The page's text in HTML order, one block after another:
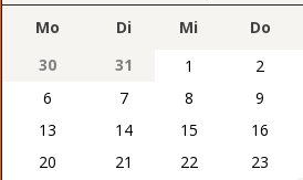
Mo Di Mi Do
30
31 1 2
6
7 8 9
13
14 15 16
20
21 22 23